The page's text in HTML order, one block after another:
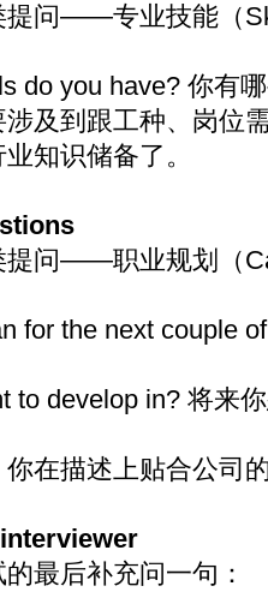
提问——专业技能（
do you have? 你有
及到跟工种、岗位
知识储备了。
提问——职业规划（
for the next couple
to develop in? 将来
在描述上贴合公司
最后补充问一句：